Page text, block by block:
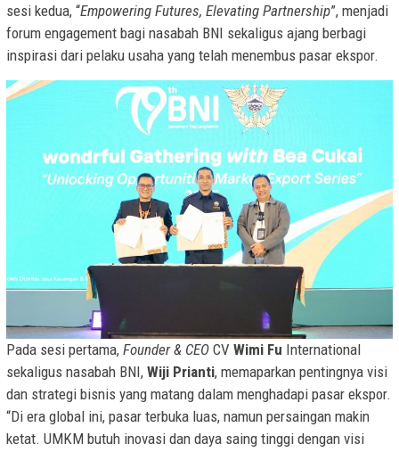
sesi kedua, “Empowering Futures, Elevating Partnership”, menjadi
forum engagement bagi nasabah BNI sekaligus ajang berbagi
inspirasi dari pelaku usaha yang telah menembus pasar ekspor.
Pada sesi pertama, Founder & CEO CV Wimi Fu International
sekaligus nasabah BNI, Wiji Prianti, memaparkan pentingnya visi
dan strategi bisnis yang matang dalam menghadapi pasar ekspor.
“Di era global ini, pasar terbuka luas, namun persaingan makin
ketat. UMKM butuh inovasi dan daya saing tinggi dengan visi